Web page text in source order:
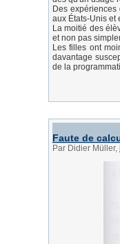
Des
aux États-Unis et
La moitié des
et non pas
Les filles ont
davantage
de la
Faute de
Par Didier